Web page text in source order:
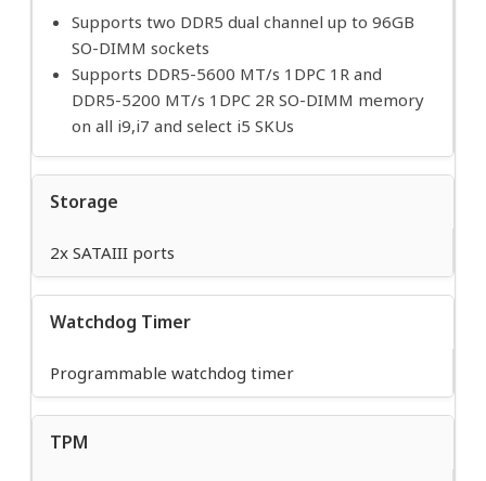
Supports two DDR5 dual channel up to 96GB
SO-DIMM sockets
Supports DDR5-5600 MT/s 1DPC 1R and
DDR5-5200 MT/s 1DPC 2R SO-DIMM memory
on all i9,i7 and select i5 SKUs
Storage
2x SATAIII ports
Watchdog Timer
Programmable watchdog timer
TPM